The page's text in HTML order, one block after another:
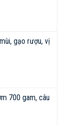
ĐI
gạo rượu, vị
700 gam, câu